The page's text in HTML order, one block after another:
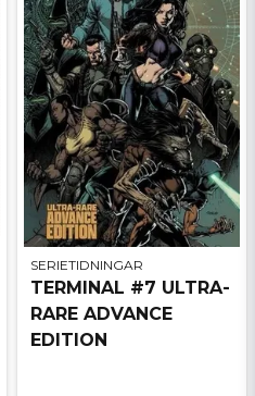
SERIETIDNINGAR
TERMINAL #7 ULTRA-
RARE ADVANCE
EDITION